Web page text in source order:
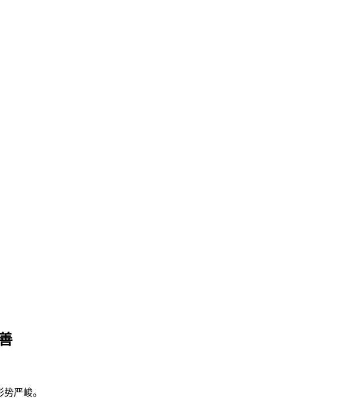
严峻。